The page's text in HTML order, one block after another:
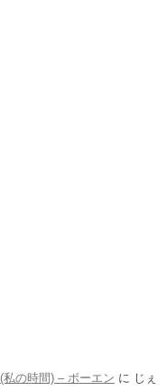
私の時間) – ボーエン に じぇ